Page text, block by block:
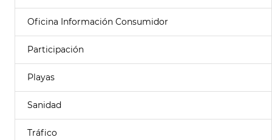
Oficina Información Consumidor
Participación
Playas
Sanidad
Tráfico